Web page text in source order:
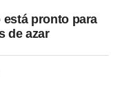
pronto para
de azar